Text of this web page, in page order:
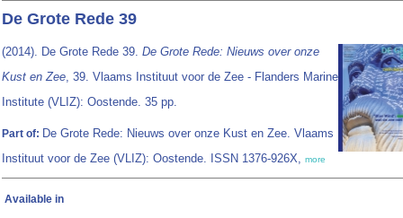
De Grote Rede 39
(2014). De Grote Rede 39. De Grote Rede: Nieuws over onze
Kust en Zee, 39. Vlaams Instituut voor de Zee - Flanders Marine
Institute (VLIZ): Oostende. 35 pp.
Part of: De Grote Rede: Nieuws over onze Kust en Zee. Vlaams
Instituut voor de Zee (VLIZ): Oostende. ISSN 1376-926X, more
Available in